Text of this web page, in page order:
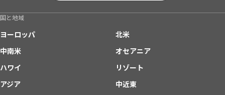
国と地域
ヨーロッパ
北米
中南米
オセアニア
ハワイ
リゾート
アジア
中近東